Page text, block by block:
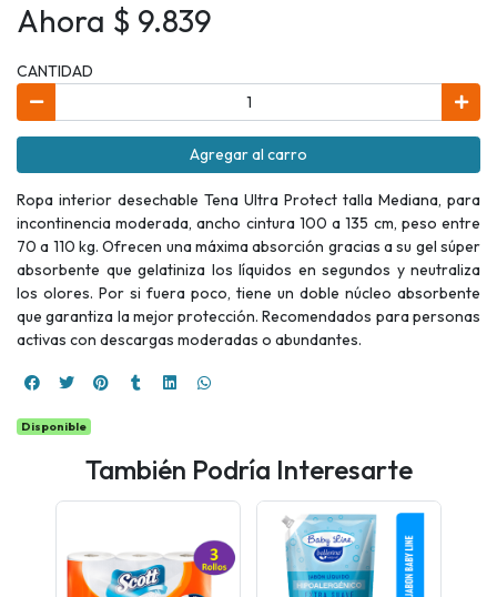
Ahora $ 9.839
CANTIDAD
Agregar al carro
Ropa interior desechable Tena Ultra Protect talla Mediana, para
incontinencia moderada, ancho cintura 100 a 135 cm, peso entre
70 a 110 kg. Ofrecen una máxima absorción gracias a su gel súper
absorbente que gelatiniza los líquidos en segundos y neutraliza
los olores. Por si fuera poco, tiene un doble núcleo absorbente
que garantiza la mejor protección. Recomendados para personas
activas con descargas moderadas o abundantes.
Disponible
También Podría Interesarte